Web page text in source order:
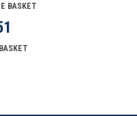
BASKET